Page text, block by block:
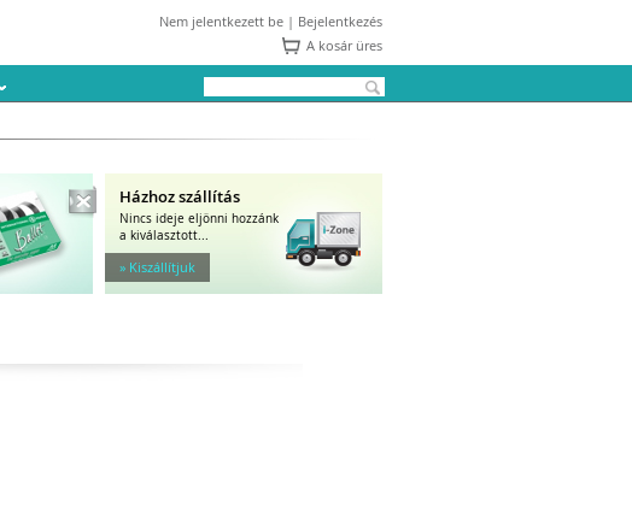
Nem jelentkezett be | Bejelentkezés
A kosár üres
Házhoz szállítás
Nincs ideje eljönni hozzánk
a kiválasztott...
» Kiszállítjuk